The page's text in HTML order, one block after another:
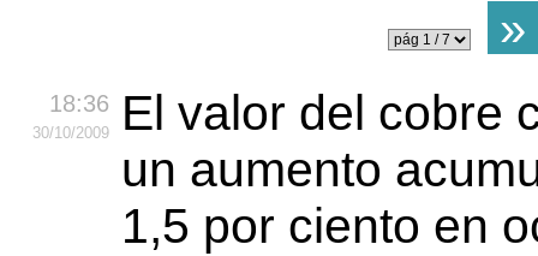
»
18:36
30/10/2009
El valor del cobre
un aumento
1,5 por ciento en